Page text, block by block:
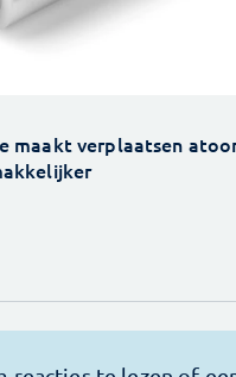
maakt verplaatsen